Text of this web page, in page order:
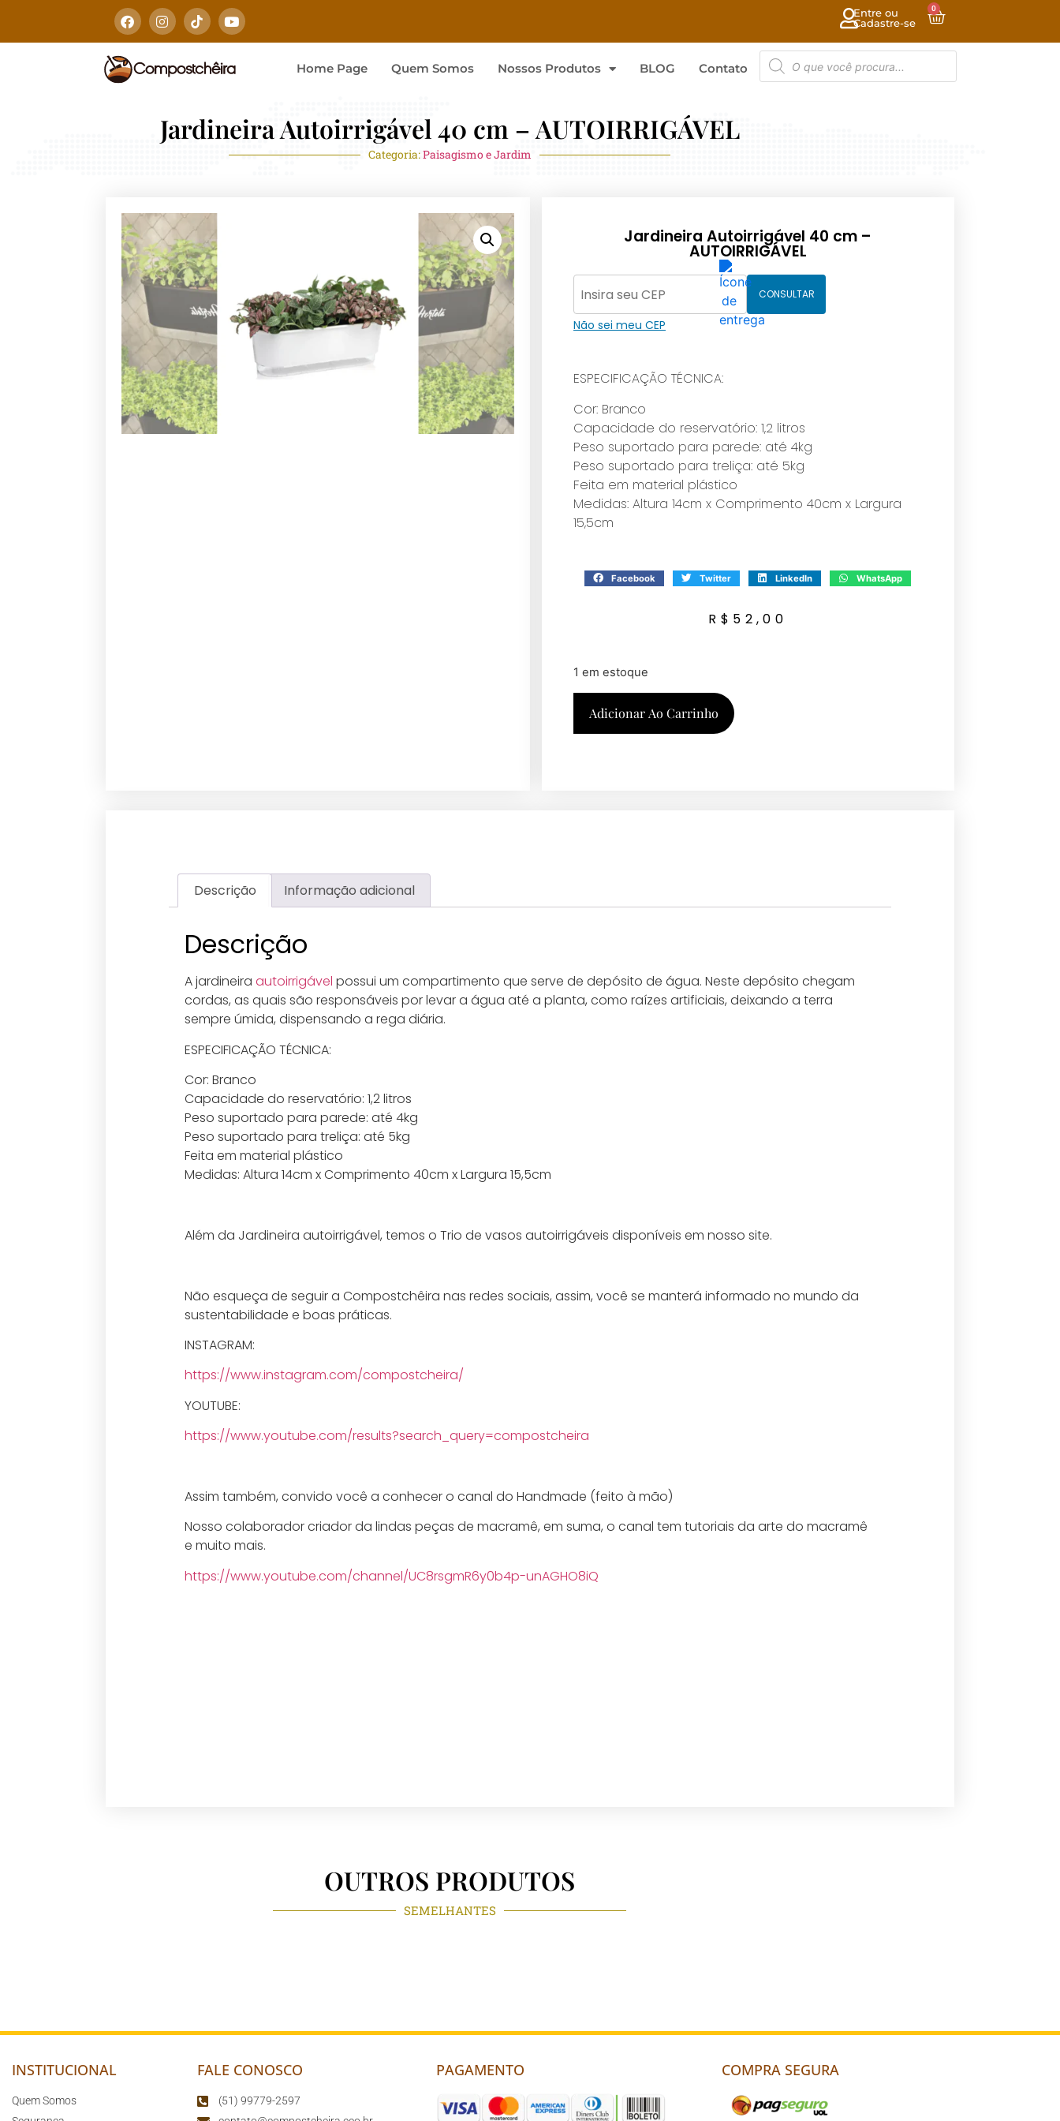
Entre ou
Cadastre-se
0
Home Page Quem Somos Nossos Produtos BLOG Contato
Jardineira Autoirrigável 40 cm – AUTOIRRIGÁVEL
Categoria:Paisagismo e Jardim
Jardineira Autoirrigável 40 cm –
AUTOIRRIGÁVEL
CONSULTAR
Não sei meu CEP
ESPECIFICAÇÃO TÉCNICA:
Cor: Branco
Capacidade do reservatório: 1,2 litros
Peso suportado para parede: até 4kg
Peso suportado para treliça: até 5kg
Feita em material plástico
Medidas: Altura 14cm x Comprimento 40cm x Largura
15,5cm
Facebook Twitter LinkedIn WhatsApp
R$ 52,00
1 em estoque
Adicionar Ao Carrinho
Descrição Informação adicional
Descrição
A jardineiraautoirrigávelpossui um compartimento que serve de depósito de água. Neste depósito chegam
cordas, as quais são responsáveis por levar a água até a planta, como raízes artificiais, deixando a terra
sempre úmida, dispensando a rega diária.
ESPECIFICAÇÃO TÉCNICA:
Cor: Branco
Capacidade do reservatório: 1,2 litros
Peso suportado para parede: até 4kg
Peso suportado para treliça: até 5kg
Feita em material plástico
Medidas: Altura 14cm x Comprimento 40cm x Largura 15,5cm
Além da Jardineira autoirrigável, temos o Trio de vasos autoirrigáveis disponíveis em nosso site.
Não esqueça de seguir a Compostchêira nas redes sociais, assim, você se manterá informado no mundo da
sustentabilidade e boas práticas.
INSTAGRAM:
https://www.instagram.com/compostcheira/
YOUTUBE:
https://www.youtube.com/results?search_query=compostcheira
Assim também, convido você a conhecer o canal do Handmade (feito à mão)
Nosso colaborador criador da lindas peças de macramê, em suma, o canal tem tutoriais da arte do macramê
e muito mais.
https://www.youtube.com/channel/UC8rsgmR6y0b4p-unAGHO8iQ
OUTROS PRODUTOS
SEMELHANTES
INSTITUCIONAL
Quem Somos
FALE CONOSCO
(51) 99779-2597
PAGAMENTO COMPRA SEGURA